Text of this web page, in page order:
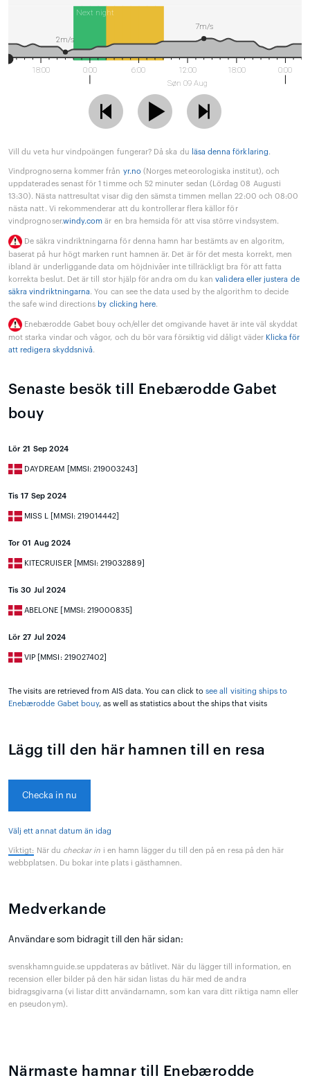
Next night
18:00 0:00 6:00
12:00
Søn 09 Aug
18:00 0:00
7m/s
2m/s
Vill du veta hur vindpoängen fungerar? Då ska du läsa denna förklaring.
Vindprognoserna kommer från yr.no (Norges meteorologiska institut), och
uppdaterades senast för 1 timme och 52 minuter sedan (Lördag 08 Augusti
13:30). Nästa nattresultat visar dig den sämsta timmen mellan 22:00 och 08:00
nästa natt. Vi rekommenderar att du kontrollerar flera källor för
vindprognoser.windy.com är en bra hemsida för att visa större vindsystem.
De säkra vindriktningarna för denna hamn har bestämts av en algoritm,
baserat på hur högt marken runt hamnen är. Det är för det mesta korrekt, men
ibland är underliggande data om höjdnivåer inte tillräckligt bra för att fatta
korrekta beslut. Det är till stor hjälp för andra om du kanvalidera eller justera de
säkra vindriktningarna. You can see the data used by the algorithm to decide
the safe wind directions by clicking here.
Enebærodde Gabet bouy och/eller det omgivande havet är inte väl skyddat
mot starka vindar och vågor, och du bör vara försiktig vid dåligt väder Klicka för
att redigera skyddsnivå.
Senaste besök till Enebærodde Gabet
bouy
Lör 21 Sep 2024
DAYDREAM [MMSI: 219003243]
Tis 17 Sep 2024
MISS L [MMSI: 219014442]
Tor 01 Aug 2024
KITECRUISER [MMSI: 219032889]
Tis 30 Jul 2024
ABELONE [MMSI: 219000835]
Lör 27 Jul 2024
VIP [MMSI: 219027402]
The visits are retrieved from AIS data. You can click tosee all visiting ships to
Enebærodde Gabet bouy, as well as statistics about the ships that visits
Lägg till den här hamnen till en resa
Checka in nu
Välj ett annat datum än idag
Viktigt: När du checkar in i en hamn lägger du till den på en resa på den här
webbplatsen. Du bokar inte plats i gästhamnen.
Medverkande
Användare som bidragit till den här sidan:
svenskhamnguide.se uppdateras av båtlivet. När du lägger till information, en
recension eller bilder på den här sidan listas du här med de andra
bidragsgivarna (vi listar ditt användarnamn, som kan vara ditt riktiga namn eller
en pseudonym).
Närmaste hamnar till Enebærodde